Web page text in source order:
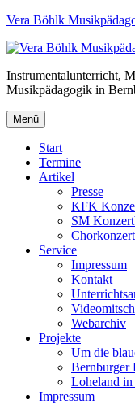
Vera Böhlk
Instrumentalunterricht,
Musikpädagogik in
Menü
Start
Termine
Artikel
Presse
KFK
SM
Service
Impressum
Kontakt
Webarchiv
Projekte
Um die
Bernburger
Loheland
Impressum